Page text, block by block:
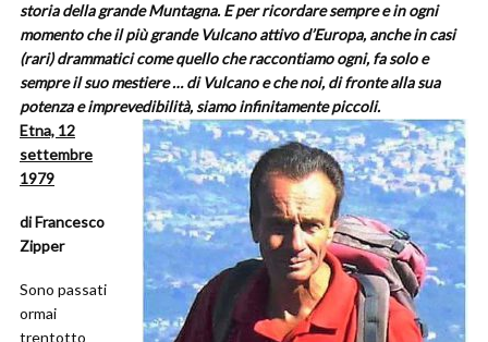
storia della grande Muntagna. E per ricordare sempre e in ogni
momento che il più grande Vulcano attivo d’Europa, anche in casi
(rari) drammatici come quello che raccontiamo ogni, fa solo e
sempre il suo mestiere … di Vulcano e che noi, di fronte alla sua
potenza e imprevedibilità, siamo infinitamente piccoli.
Etna, 12
settembre
1979
di Francesco
Zipper
Sono passati
ormai
trentotto